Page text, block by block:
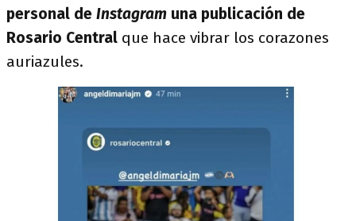
personal de Instagram una publicación de
Rosario Central que hace vibrar los corazones
auriazules.